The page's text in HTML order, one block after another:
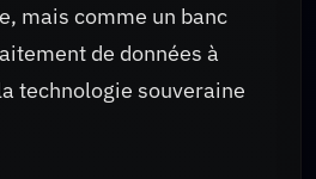
mais comme un banc
de données à
technologie souveraine